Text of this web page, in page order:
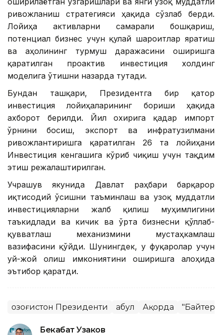
ривожланиш стратегияси ҳақида сўзлаб берди.
Лойиҳа активларни самарали бошқариш,
потенциал бизнес учун қулай шароитлар яратиш
ва аҳолининг турмуш даражасини оширишга
қаратилган проактив инвестиция холдинг
моделига ўтишни назарда тутади.
Бундан ташқари, Президентга бир қатор
инвестиция лойиҳаларининг бориши ҳақида
ахборот берилди. Йил охирига қадар импорт
ўрнини босиш, экспорт ва инфратузилмани
ривожлантиришга қаратилган 26 та лойиҳани
Инвестиция кенгашига кўриб чиқиш учун тақдим
этиш режалаштирилган.
Учрашув якунида Давлат раҳбари барқарор
иқтисодий ўсишни таъминлаш ва узоқ муддатли
инвестицияларни жалб қилиш муҳимлигини
таъкидлади ва кичик ва ўрта бизнесни қўллаб-
қувватлаш механизмини мустаҳкамлаш
вазифасини қўйди. Шунингдек, у фуқаролар учун
уй-жой олиш имкониятини оширишга алоҳида
эътибор қаратди.
Қозоғистон Президенти Қабул Ақорда
Бекабат Узаков